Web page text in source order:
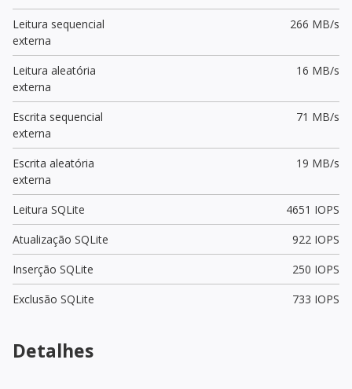
Leitura sequencial
externa
266 MB/s
Leitura aleatória
externa
16 MB/s
Escrita sequencial
externa
71 MB/s
Escrita aleatória
externa
19 MB/s
Leitura SQLite
4651 IOPS
Atualização SQLite
922 IOPS
Inserção SQLite
250 IOPS
Exclusão SQLite
733 IOPS
Detalhes